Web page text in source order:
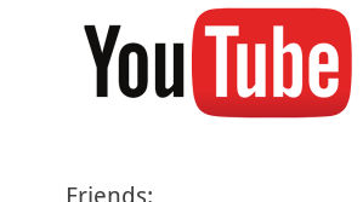
Friends: